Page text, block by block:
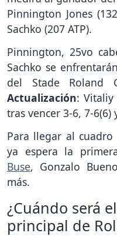
Pinnington Jones
Sachko (207 ATP).
Pinnington, 25vo
Sachko se
del Stade Roland
Actualización: Vitaliy
tras vencer 3-6, 7-
Para llegar al
ya espera la
Buse, Gonzalo
más.
¿Cuándo será
principal de